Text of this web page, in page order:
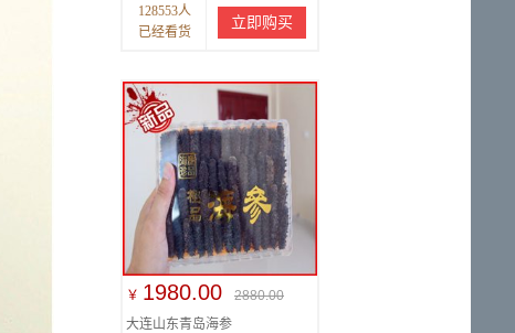
128553人
已经看货
立即购买
￥ 1980.00
2880.00
大连山东青岛海参